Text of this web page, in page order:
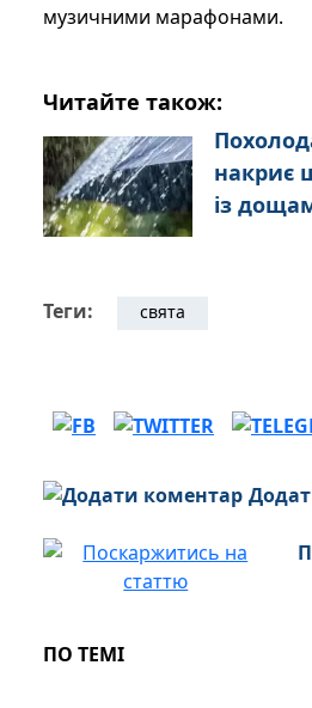
музичними марафонами.
Читайте також:
накриє
із
Теги: свята
ПО ТЕМІ